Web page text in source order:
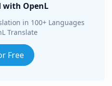
with OpenL
in 100+ Languages
Translate
Free